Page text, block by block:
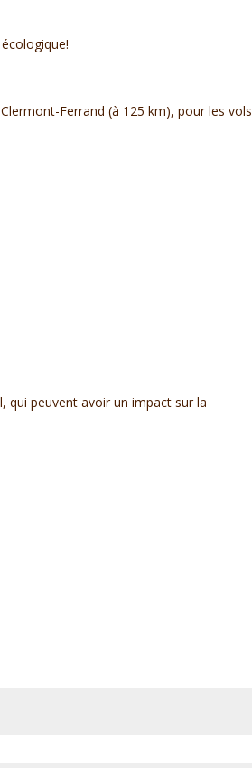
Ferrand (à 125 km), pour les vols
qui peuvent avoir un impact sur la